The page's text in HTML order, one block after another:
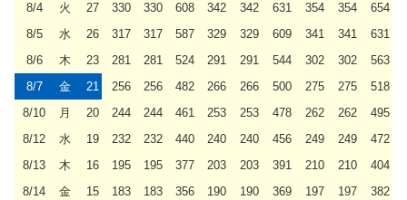
8/4
火 27 330 330 608 342 342 631 354 354
654
8/5
水 26 317 317 587 329 329 609 341 341
631
8/6
木 23 281 281 524 291 291 544 302 302
563
8/7
金 21 256 256 482 266 266 500 275 275
518
8/10
月 20 244 244 461 253 253 478 262 262
495
8/12
水 19 232 232 440 240 240 456 249 249
472
8/13
木 16 195 195 377 203 203 391 210 210
404
8/14
金 15 183 183 356 190 190 369 197 197
382